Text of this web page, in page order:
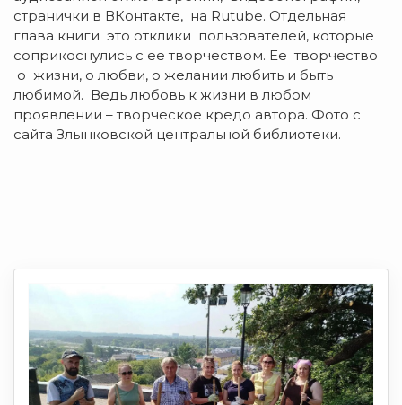
странички в ВКонтакте, на Rutube. Отдельная
глава книги это отклики пользователей, которые
соприкоснулись с ее творчеством. Ее творчество
о жизни, о любви, о желании любить и быть
любимой. Ведь любовь к жизни в любом
проявлении – творческое кредо автора. Фото с
сайта Злынковской центральной библиотеки.